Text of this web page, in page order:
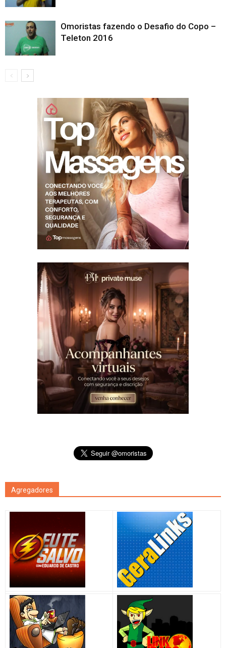
Omoristas fazendo o Desafio do Copo –
Teleton 2016
Agregadores